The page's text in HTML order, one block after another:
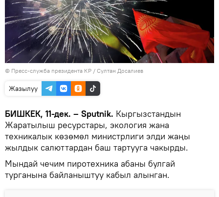
© Пресс-служба президента КР / Султан Досалиев
Жазылуу
БИШКЕК, 11-дек. – Sputnik. Кыргызстандын
Жаратылыш ресурстары, экология жана
техникалык көзөмөл министрлиги элди жаңы
жылдык салюттардан баш тартууга чакырды.
Мындай чечим пиротехника абаны булгай
турганына байланыштуу кабыл алынган.